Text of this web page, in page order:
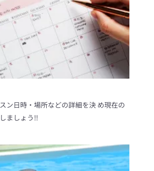
ン日時・場所などの詳細を決 め現在の
ましょう‼